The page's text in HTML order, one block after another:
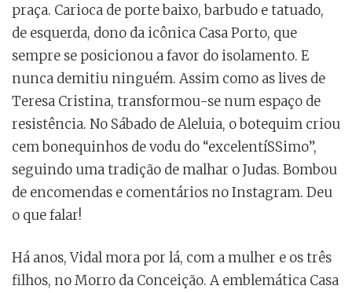
praça. Carioca de porte baixo, barbudo e tatuado,
de esquerda, dono da icônica Casa Porto, que
sempre se posicionou a favor do isolamento. E
nunca demitiu ninguém. Assim como as lives de
Teresa Cristina, transformou-se num espaço de
resistência. No Sábado de Aleluia, o botequim criou
cem bonequinhos de vodu do “excelentíSSimo”,
seguindo uma tradição de malhar o Judas. Bombou
de encomendas e comentários no Instagram. Deu
o que falar!
Há anos, Vidal mora por lá, com a mulher e os três
filhos, no Morro da Conceição. A emblemática Casa